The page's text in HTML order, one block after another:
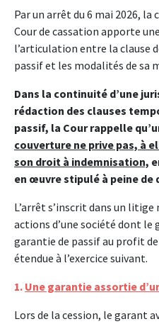
Par un arrêt du 6 mai 2026,
Cour de cassation apporte
l’articulation entre la clause
passif et les modalités de sa
Dans la continuité d’une
rédaction des clauses
passif, la Cour rappelle
couverture ne prive pas, à
son droit à indemnisation,
en œuvre stipulé à peine de
L’arrêt s’inscrit dans un litige
actions d’une société dont
garantie de passif au profit
étendue à l’exercice suivant.
1. Une garantie assortie
Lors de la cession, le garant